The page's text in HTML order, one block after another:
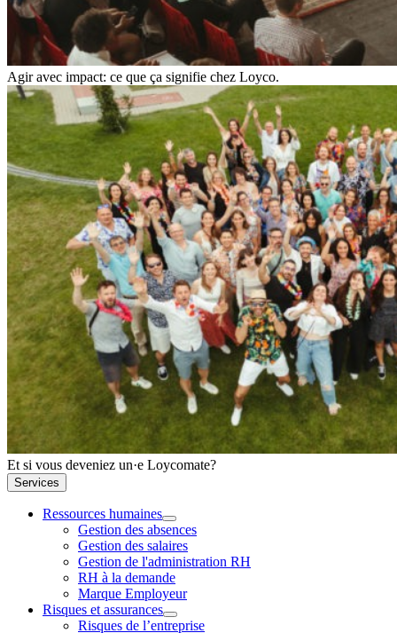
Agir avec impact: ce que ça signifie chez Loyco.
Et si vous deveniez un·e Loycomate?
Services
Ressources humaines
Gestion des absences
Gestion des salaires
Gestion de l'administration RH
RH à la demande
Marque Employeur
Risques et assurances
Risques de l’entreprise